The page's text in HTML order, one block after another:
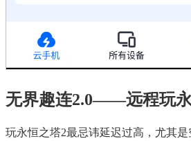
无界趣连2.0——远程玩
玩永恒之塔2最忌讳延迟过高，尤其